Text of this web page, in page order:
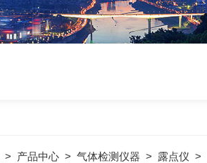
> 产品中心 >气体检测仪器 > 露点仪 >